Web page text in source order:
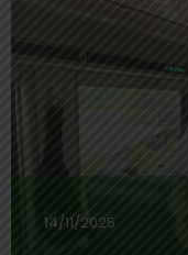
14/11/2025